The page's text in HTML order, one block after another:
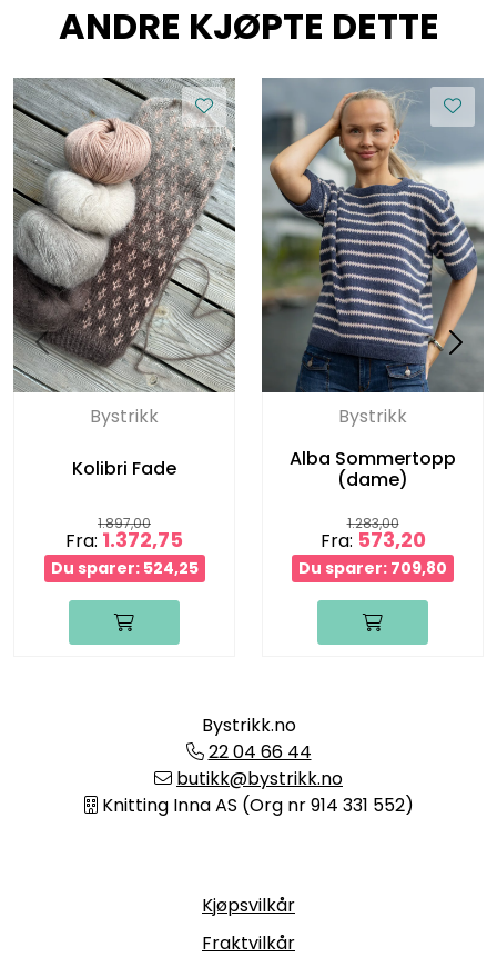
ANDRE KJØPTE DETTE
Bystrikk
Kolibri Fade
1.897,00
Fra: 1.372,75
Du sparer: 524,25
Bystrikk
Alba Sommertopp
(dame)
1.283,00
Fra: 573,20
Du sparer: 709,80
Bystrikk.no
22 04 66 44
butikk@bystrikk.no
Knitting Inna AS (Org nr 914 331 552)
Kjøpsvilkår
Fraktvilkår